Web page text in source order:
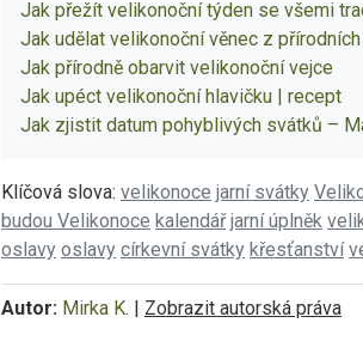
Jak přežít velikonoční týden se všemi
Jak udělat velikonoční věnec z
Jak přírodně obarvit velikonoční vejce
Jak upéct velikonoční hlavičku | recept
Jak zjistit datum pohyblivých svátků –
Klíčová slova: velikonoce jarní svátky
budou Velikonoce kalendář jarní úplněk
oslavy oslavy církevní svátky křesťanství
Autor: Mirka K. Zobrazit autorská práva